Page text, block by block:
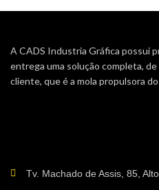
A CADS Industria Gráfica possui
entrega uma solução completa,
cliente, que é a mola propulsora
Tv. Machado de Assis, 85,